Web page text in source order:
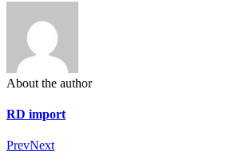
About the author
RD import
PrevNext